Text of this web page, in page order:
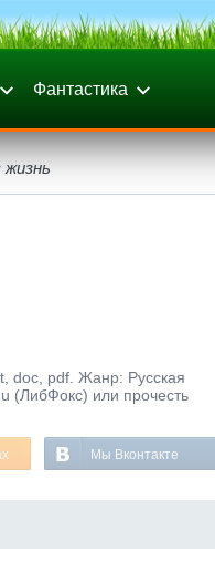
Фантастика
doc, pdf. Жанр: Русская
(ЛибФокс) или прочесть
Мы Вконтакте